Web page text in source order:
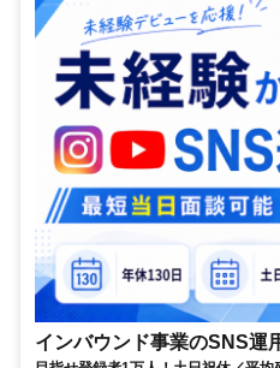
インバウンド事業のSNS運